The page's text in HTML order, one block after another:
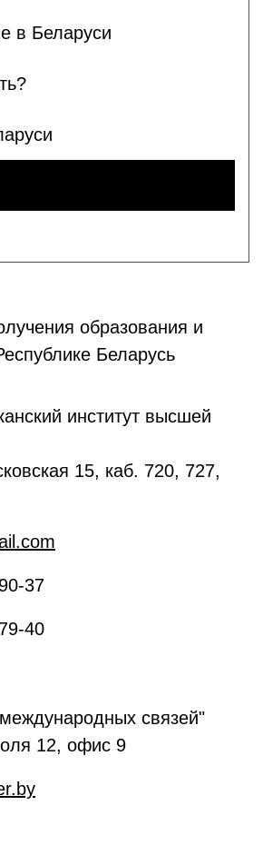
в Беларуси
образования и
Беларусь
институт высшей
15, каб. 720, 727,
37
40
связей"
12, офис 9